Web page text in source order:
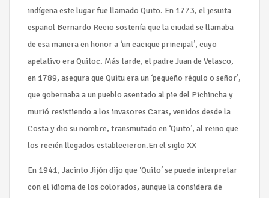
indígena este lugar fue llamado Quito. En 1773, el jesuita
español Bernardo Recio sostenía que la ciudad se llamaba
de esa manera en honor a ‘un cacique principal’, cuyo
apelativo era Quitoc. Más tarde, el padre Juan de Velasco,
en 1789, asegura que Quitu era un ‘pequeño régulo o señor’,
que gobernaba a un pueblo asentado al pie del Pichincha y
murió resistiendo a los invasores Caras, venidos desde la
Costa y dio su nombre, transmutado en ‘Quito’, al reino que
los recién llegados establecieron.En el siglo XX
En 1941, Jacinto Jijón dijo que ‘Quito’ se puede interpretar
con el idioma de los colorados, aunque la considera de